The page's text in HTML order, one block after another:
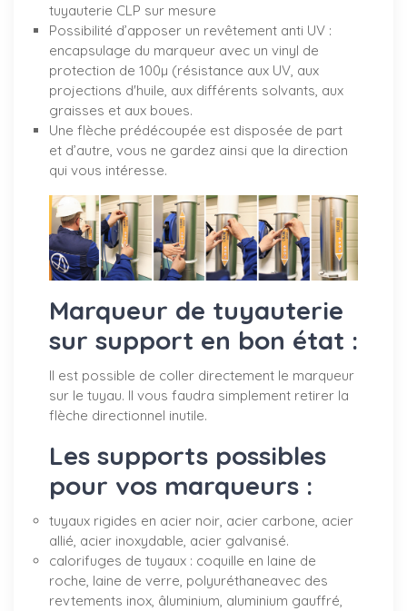
tuyauterie CLP sur mesure
Possibilité d’apposer un revêtement anti UV :
encapsulage du marqueur avec un vinyl de
protection de 100µ (résistance aux UV, aux
projections d'huile, aux différents solvants, aux
graisses et aux boues.
Une flèche prédécoupée est disposée de part
et d’autre, vous ne gardez ainsi que la direction
qui vous intéresse.
Marqueur de tuyauterie
sur support en bon état :
Il est possible de coller directement le marqueur
sur le tuyau. Il vous faudra simplement retirer la
flèche directionnel inutile.
Les supports possibles
pour vos marqueurs :
tuyaux rigides en acier noir, acier carbone, acier
allié, acier inoxydable, acier galvanisé.
calorifuges de tuyaux : coquille en laine de
roche, laine de verre, polyuréthaneavec des
revtements inox, âluminium, aluminium gauffré,